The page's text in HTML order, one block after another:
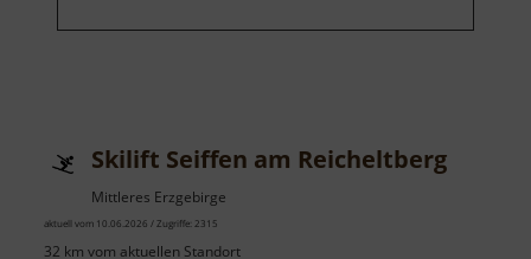
Skilift Seiffen am Reicheltberg
Mittleres Erzgebirge
aktuell vom 10.06.2026 / Zugriffe: 2315
32 km vom aktuellen Standort